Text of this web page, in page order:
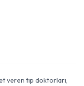
veren tıp doktorları,